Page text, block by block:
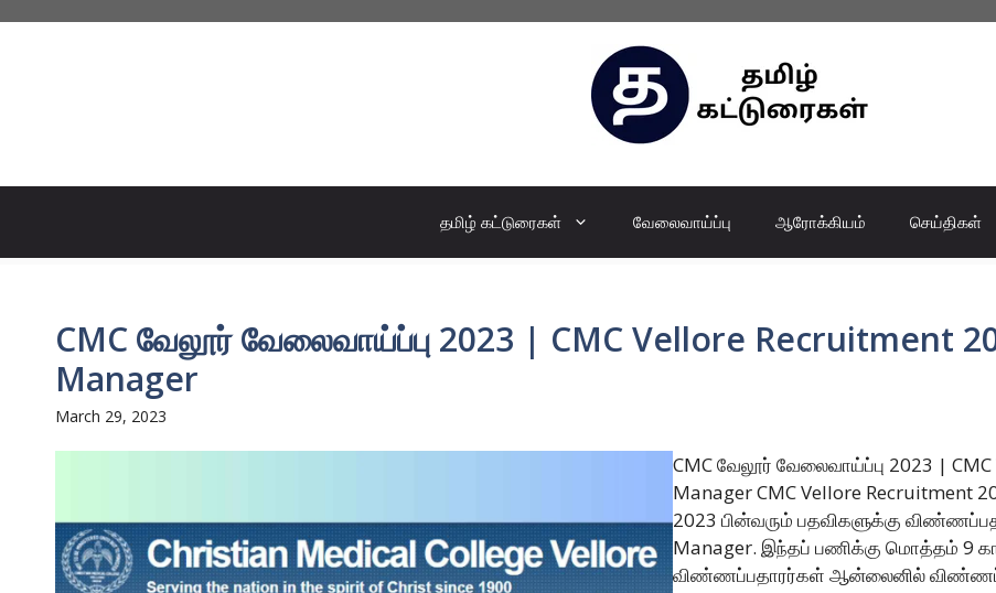
தமிழ் கட்டுரைகள் வேலைவாய்ப்பு ஆரோக்கியம் செய்திகள்
CMC வேலூர் வேலைவாய்ப்பு 2023 | CMC Vellore Recruitment
Manager
March 29, 2023
CMC வேலூர் வேலைவாய்ப்பு 2023 |
Manager CMC Vellore Recruitment
2023 பின்வரும் பதவிகளுக்கு
Manager. இந்தப் பணிக்கு மொத்தம் 9
விண்ணப்பதாரர்கள் ஆன்லைனில்